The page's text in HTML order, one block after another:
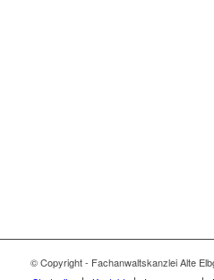
© Copyright - Fachanwaltskanzlei Alte